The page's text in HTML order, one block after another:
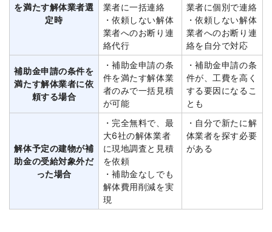
を満たす解体業者選
定時
業者に一括連絡
・依頼しない解体
業者へのお断り連
絡代行
業者に個別で連絡
・依頼しない解体
業者へのお断り連
絡を自分で対応
補助金申請の条件を
満たす解体業者に依
頼する場合
・補助金申請の条
件を満たす解体業
者のみで一括見積
が可能
・補助金申請の条
件が、工費を高く
する要因になるこ
とも
解体予定の建物が補
助金の受給対象外だ
った場合
・完全無料で、最
大6社の解体業者
に現地調査と見積
を依頼
・補助金なしでも
解体費用削減を実
現
・自分で新たに解
体業者を探す必要
がある